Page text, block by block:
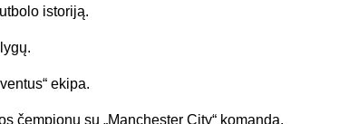
istoriją.
ekipa.
čempionu su „Manchester City“ komanda.